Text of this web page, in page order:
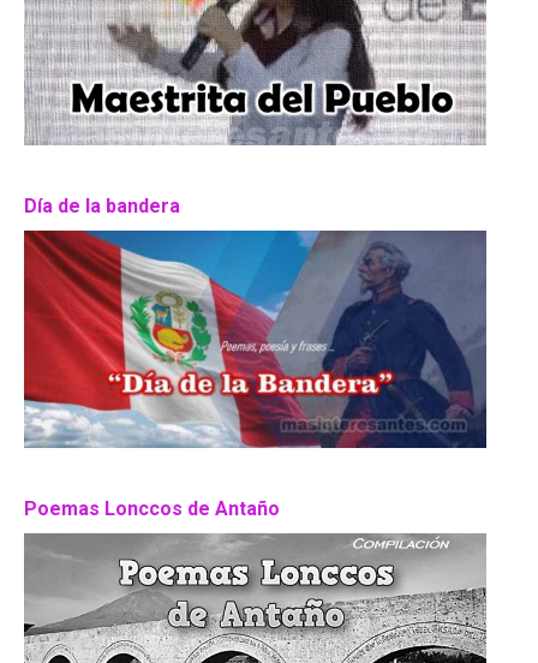
Día de la bandera
Poemas Lonccos de Antaño